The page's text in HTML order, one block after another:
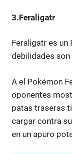
3.Feraligatr
Feraligatr es un
debilidades
A el Pokémon
oponentes
patas traseras
cargar contra
en un apuro